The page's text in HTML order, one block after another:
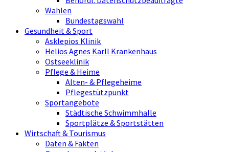
Wahlen
Bundestagswahl
Gesundheit & Sport
Asklepios Klinik
Helios Agnes Karll Krankenhaus
Ostseeklinik
Pflege & Heime
Alten- & Pflegeheime
Pflegestützpunkt
Sportangebote
Städtische Schwimmhalle
Sportplätze & Sportstätten
Wirtschaft & Tourismus
Daten & Fakten